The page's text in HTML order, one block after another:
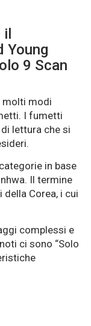
Young
9 Scan
molti modi
I fumetti
lettura che si
in base
Il termine
Corea, i cui
complessi e
ci sono “Solo